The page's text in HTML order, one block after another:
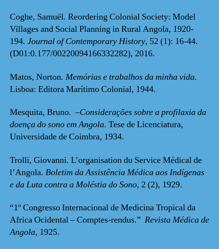
Coghe, Samuël. Reordering Colonial Society: Model
Villages and Social Planning in Rural Angola, 1920-
194. Journal of Contemporary History, 52 (1): 16-44.
(D01:0.177/00220094166332282), 2016.
Matos, Norton. Memórias e trabalhos da minha vida.
Lisboa: Editora Marítimo Colonial, 1944.
Mesquita, Bruno. –Considerações sobre a profilaxia da
doença do sono em Angola. Tese de Licenciatura,
Universidade de Coimbra, 1934.
Trolli, Giovanni. L’organisation du Service Médical de
l’Angola. Boletim da Assistência Médica aos Indígenas
e da Luta contra a Moléstia do Sono, 2 (2), 1929.
“1º Congresso Internacional de Medicina Tropical da
Africa Ocidental – Comptes-rendus.” Revista Médica de
Angola, 1925.